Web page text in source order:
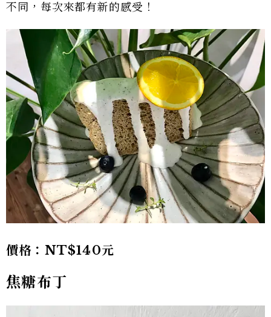
不同，每次來都有新的感受！
價格：NT$140元
焦糖布丁